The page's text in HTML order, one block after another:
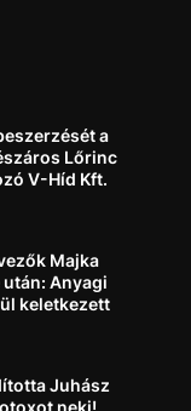
a
Lőrinc
V-Híd Kft.
Majka
Anyagi
keletkezett
Juhász
neki!